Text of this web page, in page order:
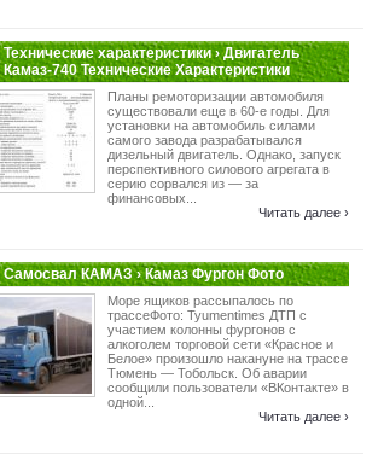
Технические характеристики › Двигатель
Камаз-740 Технические Характеристики
Планы ремоторизации автомобиля
существовали еще в 60-е годы. Для
установки на автомобиль силами
самого завода разрабатывался
дизельный двигатель. Однако, запуск
перспективного силового агрегата в
серию сорвался из — за
финансовых...
Читать далее ›
Самосвал КАМАЗ › Камаз Фургон Фото
Море ящиков рассыпалось по
трассеФото: Tyumentimes ДТП с
участием колонны фургонов с
алкоголем торговой сети «Красное и
Белое» произошло накануне на трассе
Тюмень — Тобольск. Об аварии
сообщили пользователи «ВКонтакте» в
одной...
Читать далее ›